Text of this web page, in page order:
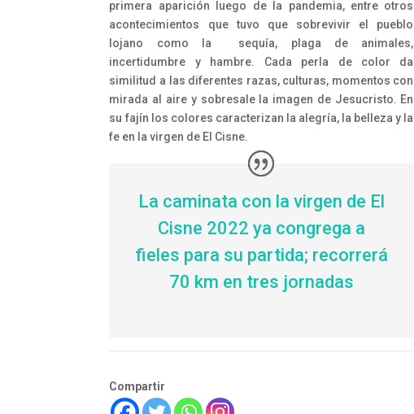
primera aparición luego de la pandemia, entre otros
acontecimientos que tuvo que sobrevivir el pueblo
lojano como la sequía, plaga de animales,
incertidumbre y hambre. Cada perla de color da
similitud a las diferentes razas, culturas, momentos con
mirada al aire y sobresale la imagen de Jesucristo. En
su fajín los colores caracterizan la alegría, la belleza y la
fe en la virgen de El Cisne.
La caminata con la virgen de El
Cisne 2022 ya congrega a
fieles para su partida; recorrerá
70 km en tres jornadas
Compartir